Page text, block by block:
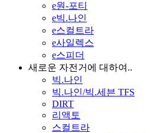
e원-포티
e빅.나인
e스컬트라
e사일렉스
e스피더
새로운 자전거에 대하여..
빅.나인
빅.나인/빅.세븐 TFS
DIRT
리액토
스컬트라